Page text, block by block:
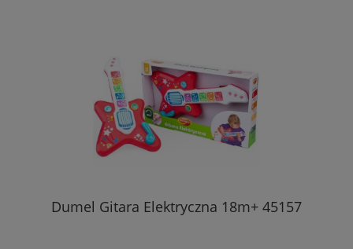
Dumel Gitara Elektryczna 18m+ 45157